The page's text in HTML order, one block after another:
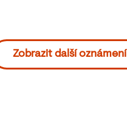
Zobrazit další oznámení